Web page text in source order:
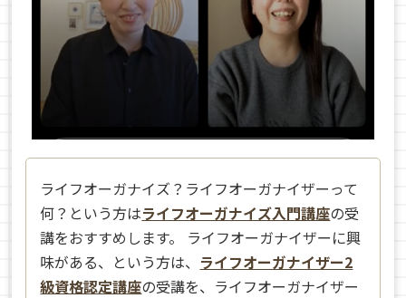
ライフオーガナイズ？ライフオーガナイザーって
何？という方はライフオーガナイズ入門講座の受
講をおすすめします。 ライフオーガナイザーに興
味がある、という方は、 ライフオーガナイザー2
級資格認定講座の受講を、ライフオーガナイザー